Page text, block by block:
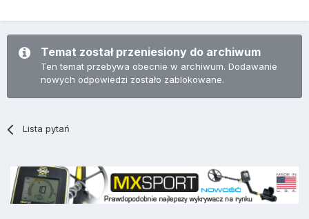
Temat został przeniesiony do archiwum
Ten temat przebywa obecnie w archiwum. Dodawanie
nowych odpowiedzi zostało zablokowane.
Lista pytań